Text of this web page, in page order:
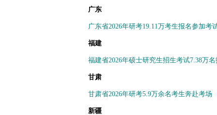
广东
广东省2026年研考19.11万考生报名参加考
福建
福建省2026年硕士研究生招生考试7.38万
甘肃
甘肃省2026年研考5.9万余名考生奔赴考场
新疆